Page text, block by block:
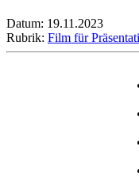
Datum: 19.11.2023
Rubrik: Film für